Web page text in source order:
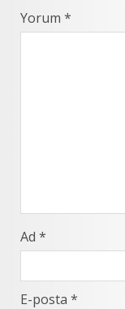
Yorum *
Ad *
E-posta *